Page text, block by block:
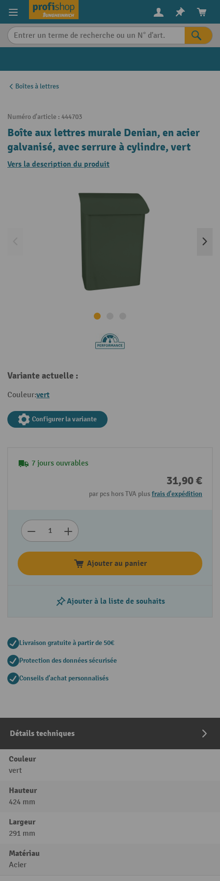
content
Boîtes à lettres
Numéro d'article : 444703
Boîte aux lettres murale Denian, en acier
galvanisé, avec serrure à cylindre, vert
Vers la description du produit
Variante actuelle :
Couleur:vert
Configurer la variante
7 jours ouvrables
31,90 €
par pcs hors TVA plusfrais d'expédition
Ajouter au panier
Ajouter à la liste de souhaits
Livraison gratuite à partir de 50€
Protection des données sécurisée
Conseils d'achat personnalisés
Détails techniques
Couleur
vert
Hauteur
424 mm
Largeur
291 mm
Matériau
Acier